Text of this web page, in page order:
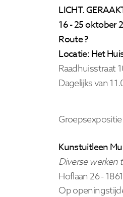
LICHT.
16 - 25 oktober
Route ?
Locatie: Het
Raadhuisstraat
Dagelijks van
Groepsexpositie
Kunstuitleen
Diverse werken
Hoflaan 26 -
Op